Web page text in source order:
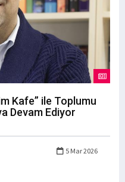
Kafe” ile Toplumu
Devam Ediyor
5 Mar 2026